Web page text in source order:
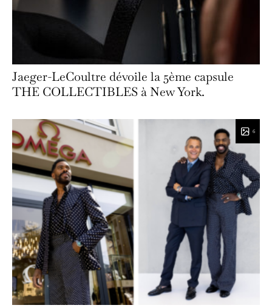
Jaeger-LeCoultre dévoile la 5ème capsule
THE COLLECTIBLES à New York.
6